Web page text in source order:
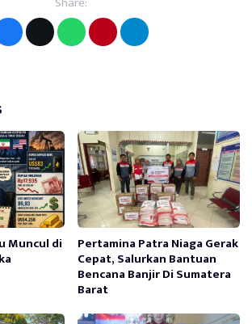
Muncul di Pertamina Patra Niaga Gerak
Cepat, Salurkan Bantuan
Bencana Banjir Di Sumatera
Barat